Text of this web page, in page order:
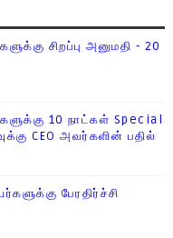
சிறப்பு அனுமதி - 20
10 நாட்கள் Special
CEO அவர்களின் பதில்
பேரதிர்ச்சி